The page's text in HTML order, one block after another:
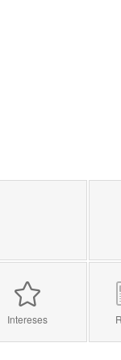
Intereses